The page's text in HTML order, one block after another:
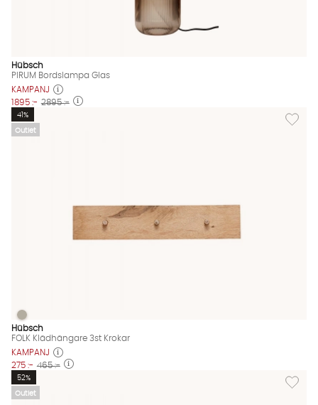
Hübsch
PIRUM Bordslampa Glas
KAMPANJ
1895 :- 2895 :-
Outlet
Lägg
41%
FOLK Klädhängare 3st Krokar Finns även i dessa färger:
FOLK Klädhängare 3st Krokar
Hübsch
FOLK Klädhängare 3st Krokar
KAMPANJ
275 :- 465 :-
Outlet
Lägg
52%